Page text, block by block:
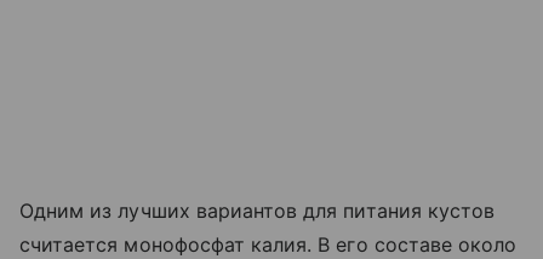
Одним из лучших вариантов для питания кустов
считается монофосфат калия. В его составе около